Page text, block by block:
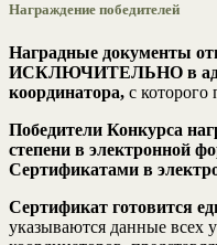
Награждение победителей
Наградные документы
ИСКЛЮЧИТЕЛЬНО в
координатора, с которого
Победители Конкурса
степени в электронной
Сертификатами в
Сертификат готовится
указываются данные всех